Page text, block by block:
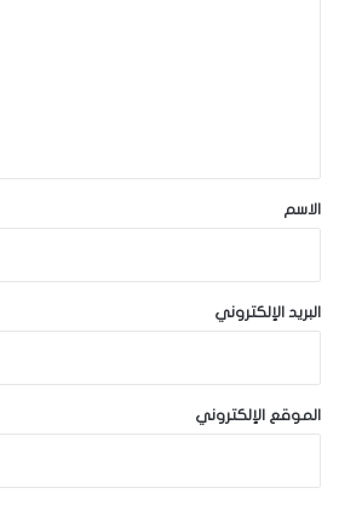
*الاسم
البريد الإلكتروني
الموقع الإلكتروني